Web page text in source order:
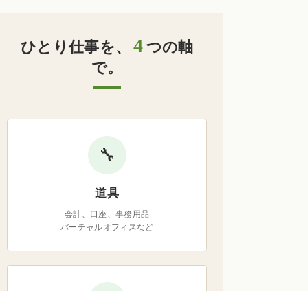
ひとり仕事を、 4 つの軸
で。
🔧
道具
会計、口座、事務用品
バーチャルオフィスなど